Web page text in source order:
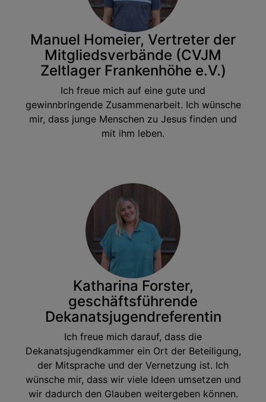
Manuel Homeier, Vertreter der
Mitgliedsverbände (CVJM
Zeltlager Frankenhöhe e.V.)
Ich freue mich auf eine gute und
gewinnbringende Zusammenarbeit. Ich wünsche
mir, dass junge Menschen zu Jesus finden und
mit ihm leben.
Katharina Forster,
geschäftsführende
Dekanatsjugendreferentin
Ich freue mich darauf, dass die
Dekanatsjugendkammer ein Ort der Beteiligung,
der Mitsprache und der Vernetzung ist. Ich
wünsche mir, dass wir viele Ideen umsetzen und
wir dadurch den Glauben weitergeben können.